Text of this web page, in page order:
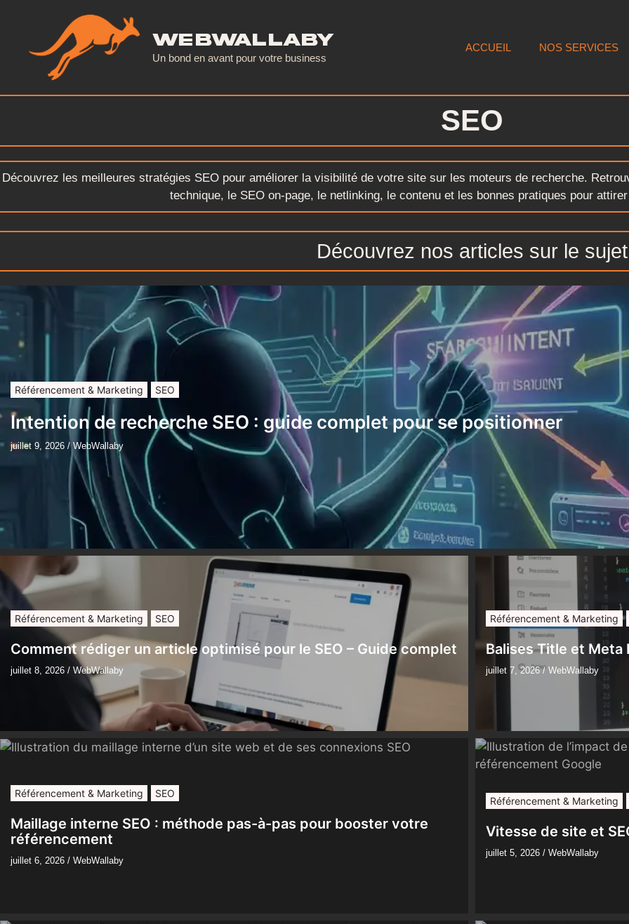
WebWallaby
Un bond en avant pour votre business
ACCUEIL NOS SERVICES
SEO
Découvrez les meilleures stratégies SEO pour améliorer la visibilité de votre site sur les moteurs de recherche.
technique, le SEO on-page, le netlinking, le contenu et les bonnes pratiques pour
Découvrez nos articles sur le sujet
Référencement & Marketing SEO
Intention de recherche SEO : guide complet pour se positionner
juillet 9, 2026 / WebWallaby
Référencement & Marketing SEO
Comment rédiger un article optimisé pour le SEO – Guide complet
juillet 8, 2026 / WebWallaby
Référencement & Marketing
Balises Title et
juillet 7, 2026/ WebWallaby
Référencement & Marketing SEO
Maillage interne SEO : méthode pas-à-pas pour booster votre
référencement
juillet 6, 2026 / WebWallaby
Référencement & Marketing
Vitesse de site et
juillet 5, 2026 / WebWallaby